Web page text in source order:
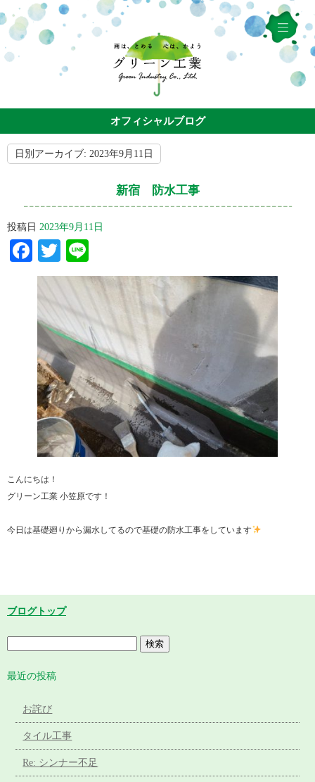
オフィシャルブログ
日別アーカイブ: 2023年9月11日
新宿 防水工事
投稿日 2023年9月11日
Facebook
Twitter
こんにちは！
グリーン工業 小笠原です！
今日は基礎廻りから漏水してるので基礎の防水工事をしています
ブログトップ
最近の投稿
お詫び
タイル工事
Re: シンナー不足